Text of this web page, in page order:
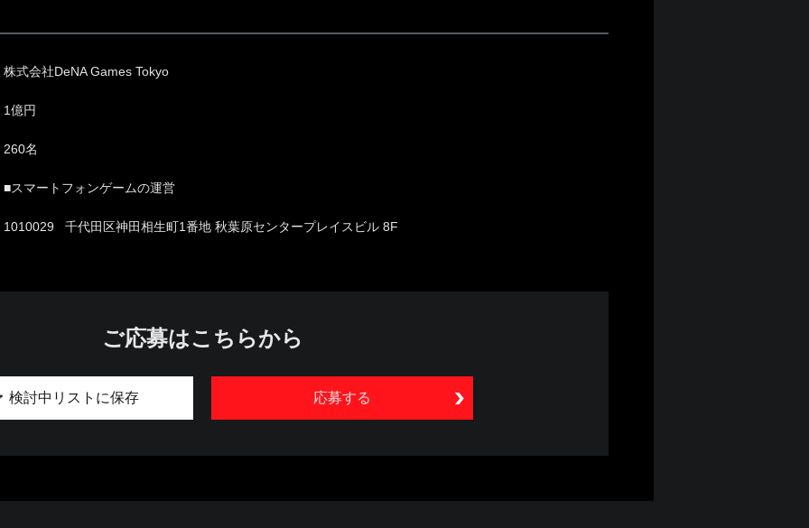
株式会社DeNA Games Tokyo
1億円
260名
■スマートフォンゲームの運営
1010029 千代田区神田相生町1番地 秋葉原センタープレイスビル 8F
ご応募はこちらから
応募する
検討中リストに保存